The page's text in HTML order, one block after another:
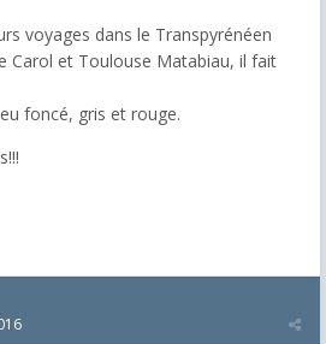
voyages dans le Transpyrénéen
Carol et Toulouse Matabiau, il fait
foncé, gris et rouge.